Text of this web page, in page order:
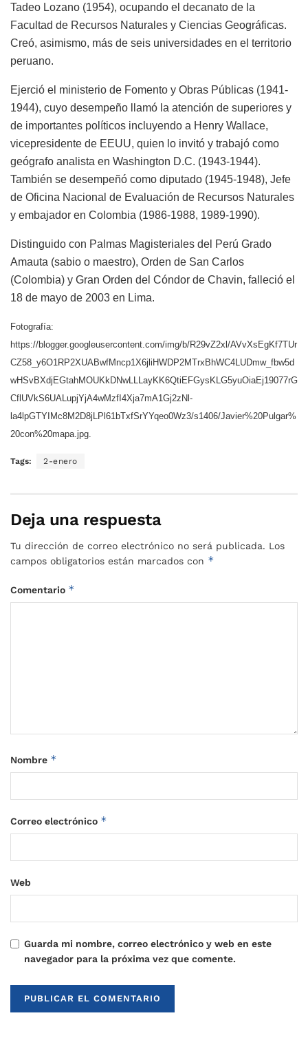
Tadeo Lozano (1954), ocupando el decanato de la
Facultad de Recursos Naturales y Ciencias Geográficas.
Creó, asimismo, más de seis universidades en el territorio
peruano.
Ejerció el ministerio de Fomento y Obras Públicas (1941-
1944), cuyo desempeño llamó la atención de superiores y
de importantes políticos incluyendo a Henry Wallace,
vicepresidente de EEUU, quien lo invitó y trabajó como
geógrafo analista en Washington D.C. (1943-1944).
También se desempeñó como diputado (1945-1948), Jefe
de Oficina Nacional de Evaluación de Recursos Naturales
y embajador en Colombia (1986-1988, 1989-1990).
Distinguido con Palmas Magisteriales del Perú Grado
Amauta (sabio o maestro), Orden de San Carlos
(Colombia) y Gran Orden del Cóndor de Chavin, falleció el
18 de mayo de 2003 en Lima.
Fotografía:
https://blogger.googleusercontent.com/img/b/R29vZ2xl/AVvXsEgKf7TUr
CZ58_y6O1RP2XUABwfMncp1X6jliHWDP2MTrxBhWC4LUDmw_fbw5d
wHSvBXdjEGtahMOUKkDNwLLLayKK6QtiEFGysKLG5yuOiaEj19077rG
CflUVkS6UALupjYjA4wMzfI4Xja7mA1Gj2zNl-
la4lpGTYIMc8M2D8jLPl61bTxfSrYYqeo0Wz3/s1406/Javier%20Pulgar%
20con%20mapa.jpg.
Tags: 2-enero
Deja una respuesta
Tu dirección de correo electrónico no será publicada. Los
campos obligatorios están marcados con *
Comentario *
Nombre *
Correo electrónico *
Web
Guarda mi nombre, correo electrónico y web en este
navegador para la próxima vez que comente.